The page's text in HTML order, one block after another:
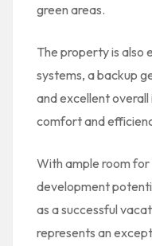
green areas.
The property is also
systems, a backup
and excellent
comfort and
With ample room
development
as a successful
represents an